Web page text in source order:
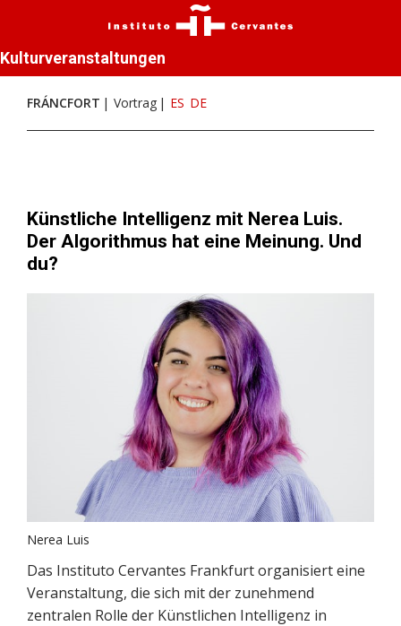
Kulturveranstaltungen
FRÁNCFORT Vortrag ES DE
Künstliche Intelligenz mit Nerea Luis.
Der Algorithmus hat eine Meinung. Und
du?
Nerea Luis
Das Instituto Cervantes Frankfurt organisiert eine
Veranstaltung, die sich mit der zunehmend
zentralen Rolle der Künstlichen Intelligenz in